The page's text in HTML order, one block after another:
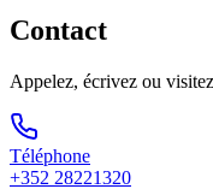
Contact
Appelez, écrivez ou
Téléphone
+352 28221320